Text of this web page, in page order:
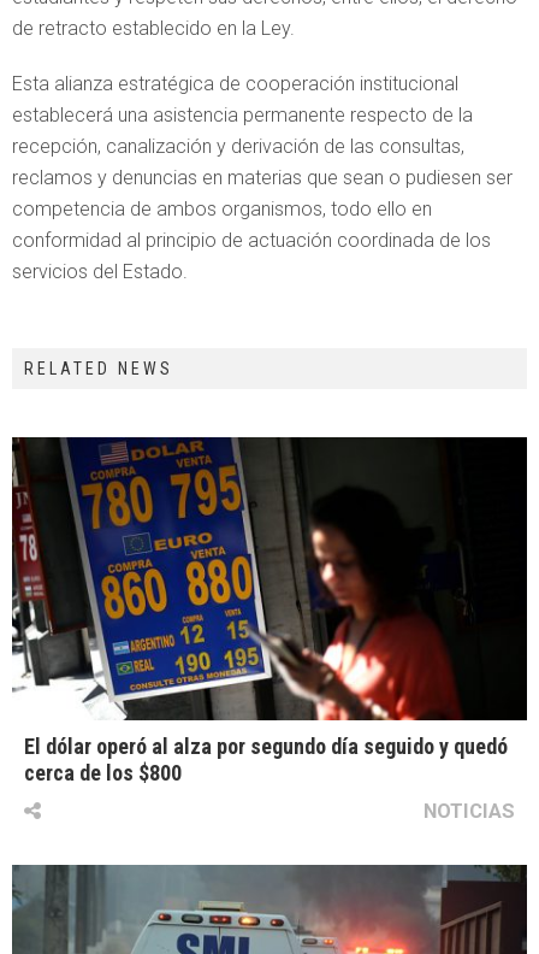
de retracto establecido en la Ley.
Esta alianza estratégica de cooperación institucional
establecerá una asistencia permanente respecto de la
recepción, canalización y derivación de las consultas,
reclamos y denuncias en materias que sean o pudiesen ser
competencia de ambos organismos, todo ello en
conformidad al principio de actuación coordinada de los
servicios del Estado.
RELATED NEWS
El dólar operó al alza por segundo día seguido y quedó
cerca de los $800
NOTICIAS